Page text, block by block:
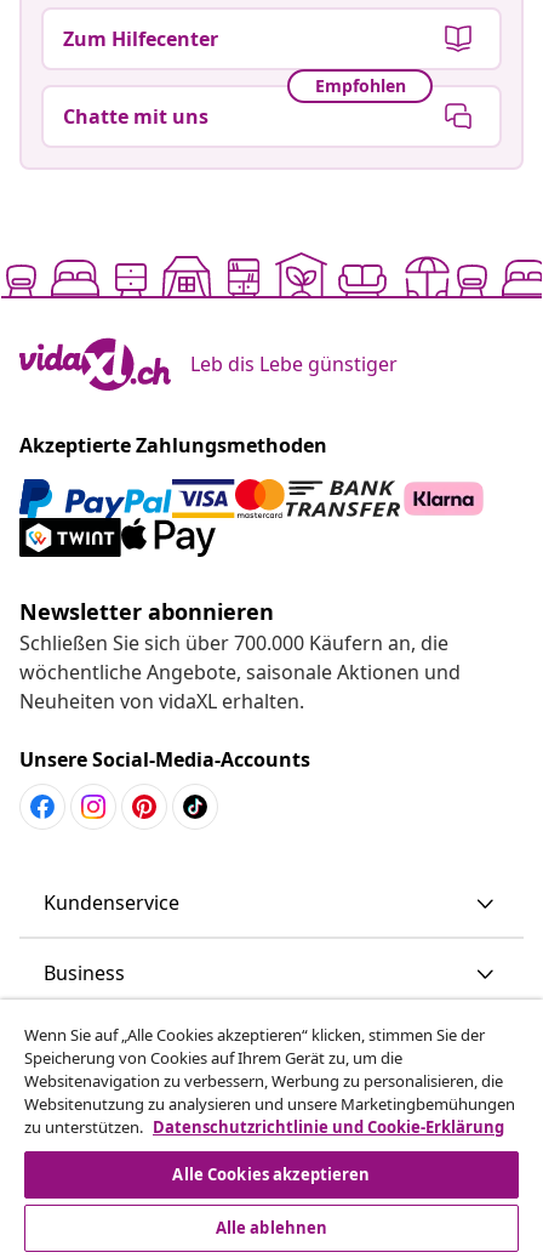
Zum Hilfecenter
Empfohlen
Chatte mit uns
Leb dis Lebe günstiger
Akzeptierte Zahlungsmethoden
Newsletter abonnieren
Schließen Sie sich über 700.000 Käufern an, die
wöchentliche Angebote, saisonale Aktionen und
Neuheiten von vidaXL erhalten.
Unsere Social-Media-Accounts
Kundenservice
Business
vidaXL
Mehr entdecken
Wenn Sie auf „Alle Cookies akzeptieren“ klicken, stimmen Sie der
Speicherung von Cookies auf Ihrem Gerät zu, um die
Websitenavigation zu verbessern, Werbung zu personalisieren, die
Websitenutzung zu analysieren und unsere Marketingbemühungen
zu unterstützen. Datenschutzrichtlinie und Cookie-Erklärung
Alle Cookies akzeptieren
Alle ablehnen